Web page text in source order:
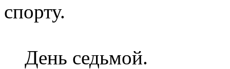
спорту.
День седьмой.